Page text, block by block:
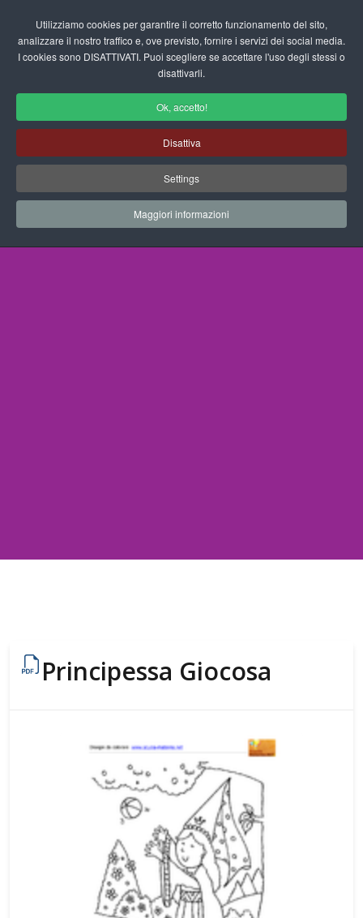
Utilizziamo cookies per garantire il corretto funzionamento del sito,
analizzare il nostro traffico e, ove previsto, fornire i servizi dei social media.
I cookies sono DISATTIVATI. Puoi scegliere se accettare l'uso degli stessi o
disattivarli.
Ok, accetto!
Disattiva
Settings
Maggiori informazioni
fas
Disegni da Colorare Medioevo
Progetti Didattici, Disegni, Schede
Didattiche e tanto altro ancora.
Disegni da Colorare
Principessa Giocosa